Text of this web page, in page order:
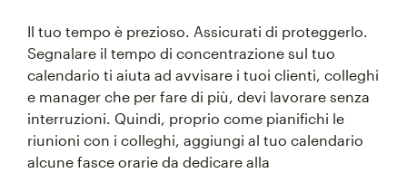
Il tuo tempo è prezioso. Assicurati di proteggerlo.
Segnalare il tempo di concentrazione sul tuo
calendario ti aiuta ad avvisare i tuoi clienti, colleghi
e manager che per fare di più, devi lavorare senza
interruzioni. Quindi, proprio come pianifichi le
riunioni con i colleghi, aggiungi al tuo calendario
alcune fasce orarie da dedicare alla